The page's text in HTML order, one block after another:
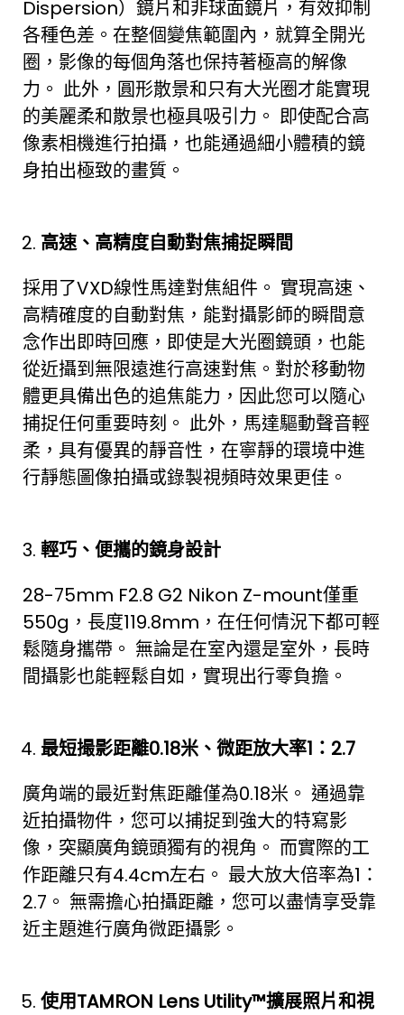
Dispersion）鏡片和非球面鏡片，有效抑制
各種色差。在整個變焦範圍內，就算全開光
圈，影像的每個角落也保持著極高的解像
力。 此外，圓形散景和只有大光圈才能實現
的美麗柔和散景也極具吸引力。 即使配合高
像素相機進行拍攝，也能通過細小體積的鏡
身拍出極致的畫質。
高速、高精度自動對焦捕捉瞬間
採用了VXD線性馬達對焦組件。 實現高速、
高精確度的自動對焦，能對攝影師的瞬間意
念作出即時回應，即使是大光圈鏡頭，也能
從近攝到無限遠進行高速對焦。對於移動物
體更具備出色的追焦能力，因此您可以隨心
捕捉任何重要時刻。 此外，馬達驅動聲音輕
柔，具有優異的靜音性，在寧靜的環境中進
行靜態圖像拍攝或錄製視頻時效果更佳。
輕巧、便攜的鏡身設計
28-75mm F2.8 G2 Nikon Z-mount僅重
550g，長度119.8mm，在任何情況下都可輕
鬆隨身攜帶。 無論是在室內還是室外，長時
間攝影也能輕鬆自如，實現出行零負擔。
最短撮影距離0.18米、微距放大率1 ： 2.7
廣角端的最近對焦距離僅為0.18米。 通過靠
近拍攝物件，您可以捕捉到強大的特寫影
像，突顯廣角鏡頭獨有的視角。 而實際的工
作距離只有4.4cm左右。 最大放大倍率為1：
2.7。 無需擔心拍攝距離，您可以盡情享受靠
近主題進行廣角微距攝影。
使用TAMRON Lens Utility™擴展照片和視